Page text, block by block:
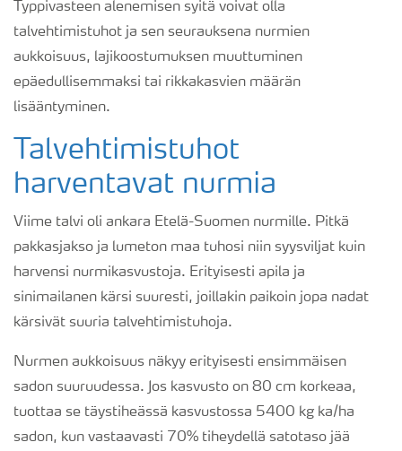
Typpivasteen alenemisen syitä voivat olla
talvehtimistuhot ja sen seurauksena nurmien
aukkoisuus, lajikoostumuksen muuttuminen
epäedullisemmaksi tai rikkakasvien määrän
lisääntyminen.
Talvehtimistuhot
harventavat nurmia
Viime talvi oli ankara Etelä-Suomen nurmille. Pitkä
pakkasjakso ja lumeton maa tuhosi niin syysviljat kuin
harvensi nurmikasvustoja. Erityisesti apila ja
sinimailanen kärsi suuresti, joillakin paikoin jopa nadat
kärsivät suuria talvehtimistuhoja.
Nurmen aukkoisuus näkyy erityisesti ensimmäisen
sadon suuruudessa. Jos kasvusto on 80 cm korkeaa,
tuottaa se täystiheässä kasvustossa 5400 kg ka/ha
sadon, kun vastaavasti 70% tiheydellä satotaso jää